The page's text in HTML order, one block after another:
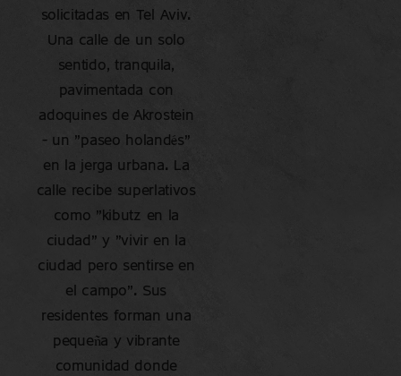
solicitadas en Tel Aviv.
Una calle de un solo
sentido, tranquila,
pavimentada con
adoquines de Akrostein
– un "paseo holandés"
en la jerga urbana. La
calle recibe superlativos
como "kibutz en la
ciudad" y "vivir en la
ciudad pero sentirse en
el campo". Sus
residentes forman una
pequeña y vibrante
comunidad donde